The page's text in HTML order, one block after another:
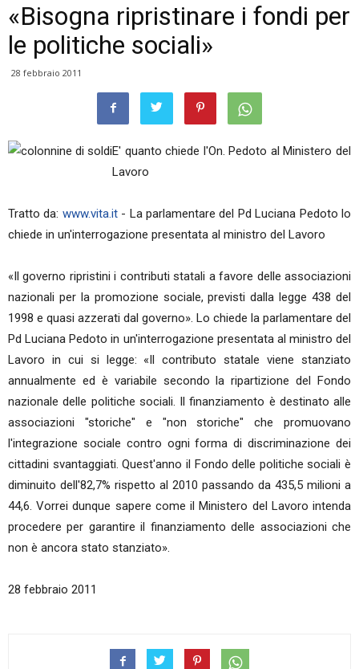
«Bisogna ripristinare i fondi per
le politiche sociali»
28 febbraio 2011
E' quanto chiede l'On. Pedoto al Ministero del
Lavoro
Tratto da: www.vita.it- La parlamentare del Pd Luciana Pedoto lo
chiede in un'interrogazione presentata al ministro del Lavoro
«Il governo ripristini i contributi statali a favore delle associazioni
nazionali per la promozione sociale, previsti dalla legge 438 del
1998 e quasi azzerati dal governo». Lo chiede la parlamentare del
Pd Luciana Pedoto in un'interrogazione presentata al ministro del
Lavoro in cui si legge: «Il contributo statale viene stanziato
annualmente ed è variabile secondo la ripartizione del Fondo
nazionale delle politiche sociali. Il finanziamento è destinato alle
associazioni "storiche" e "non storiche" che promuovano
l'integrazione sociale contro ogni forma di discriminazione dei
cittadini svantaggiati. Quest'anno il Fondo delle politiche sociali è
diminuito dell'82,7% rispetto al 2010 passando da 435,5 milioni a
44,6. Vorrei dunque sapere come il Ministero del Lavoro intenda
procedere per garantire il finanziamento delle associazioni che
non è ancora stato stanziato».
28 febbraio 2011